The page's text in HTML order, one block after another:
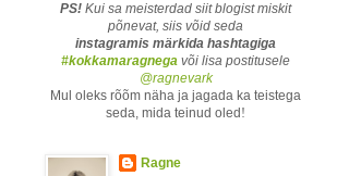
PS! Kui sa meisterdad siit blogist miskit
põnevat, siis võid seda
instagramis märkida hashtagiga
#kokkamaragnega või lisa postitusele
@ragnevark
Mul oleks rõõm näha ja jagada ka teistega
seda, mida teinud oled !
Ragne